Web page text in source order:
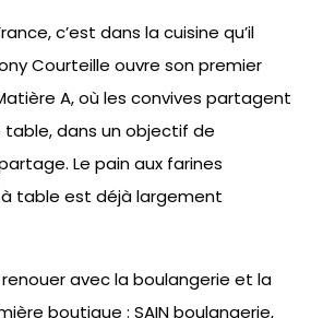
c’est dans la cuisine qu’il
Courteille ouvre son premier
A, où les convives partagent
dans un objectif de
Le pain aux farines
à table est déjà largement
renouer avec la boulangerie et la
boutique : SAIN boulangerie,